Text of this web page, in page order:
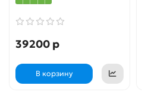
39200 р
В корзину